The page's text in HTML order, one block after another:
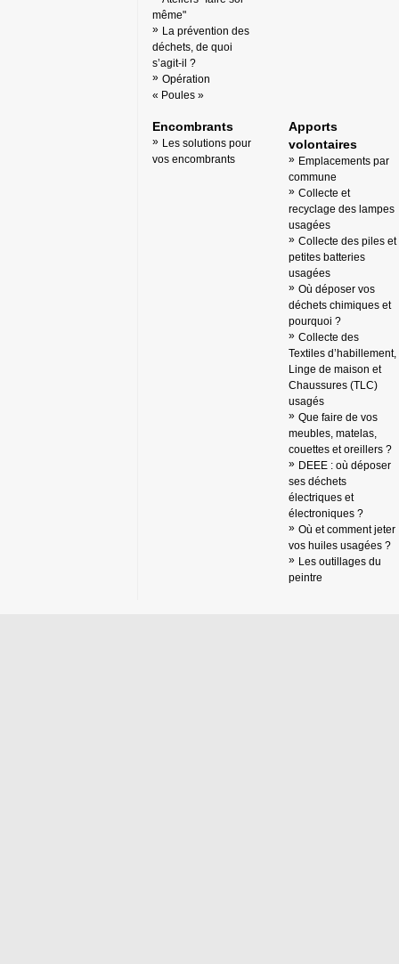
même"
La prévention des
déchets, de quoi
s’agit-il ?
Opération
« Poules »
Encombrants
Les solutions pour
vos encombrants
Apports
volontaires
Emplacements par
commune
Collecte et
recyclage des lampes
usagées
Collecte des piles et
petites batteries
usagées
Où déposer vos
déchets chimiques et
pourquoi ?
Collecte des
Textiles d’habillement,
Linge de maison et
Chaussures (TLC)
usagés
Que faire de vos
meubles, matelas,
couettes et oreillers ?
DEEE : où déposer
ses déchets
électriques et
électroniques ?
Où et comment jeter
vos huiles usagées ?
Les outillages du
peintre